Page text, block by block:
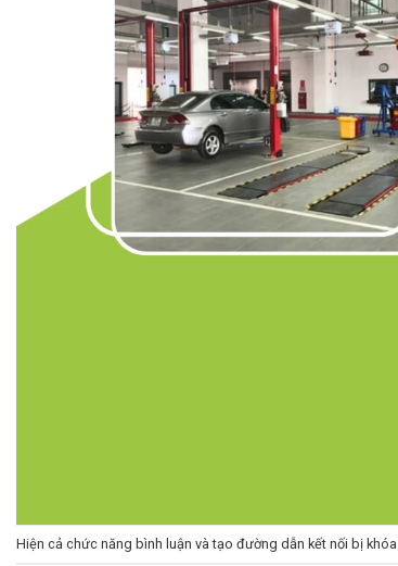
Hiện cả chức năng bình luận và tạo đường dẫn kết nối bị khóa.